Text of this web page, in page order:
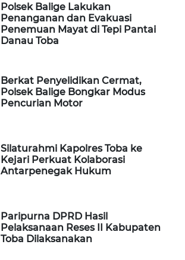
Polsek Balige Lakukan
Penanganan dan Evakuasi
Penemuan Mayat di Tepi Pantai
Danau Toba
Berkat Penyelidikan Cermat,
Polsek Balige Bongkar Modus
Pencurian Motor
Silaturahmi Kapolres Toba ke
Kejari Perkuat Kolaborasi
Antarpenegak Hukum
Paripurna DPRD Hasil
Pelaksanaan Reses II Kabupaten
Toba Dilaksanakan